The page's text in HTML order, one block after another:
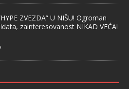
ZVEZDA” U NIŠU! Ogroman
zainteresovanost NIKAD VEĆA!